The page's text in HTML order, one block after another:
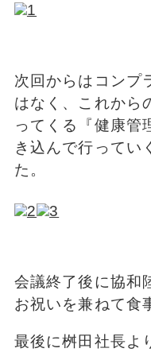
次回からはコンプ
はなく、これから
ってくる『健康管
き込んで行ってい
た。
会議終了後に協和
お祝いを兼ねて食
最後に桝田社長よ